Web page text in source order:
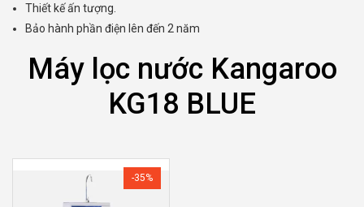
Thiết kế ấn tượng.
Bảo hành phần điện lên đến 2 năm
Máy lọc nước Kangaroo
KG18 BLUE
-35%